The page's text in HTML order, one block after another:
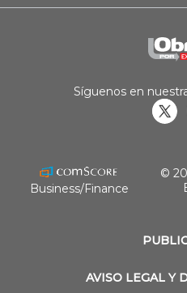
AVISO LEGAL Y
Síguenos en
Business/Finance
©